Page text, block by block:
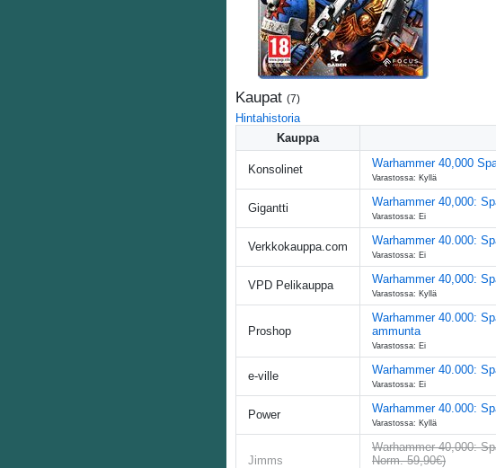
Kaupat (7)
Hintahistoria
Kauppa
Konsolinet Warhammer 40,000
Varastossa: Kyllä
Gigantti Warhammer 40,000:
Varastossa: Ei
Verkkokauppa.com Warhammer 40.000:
Varastossa: Ei
VPD Pelikauppa Warhammer 40,000:
Varastossa: Kyllä
Proshop
Warhammer 40.000:
ammunta
Varastossa: Ei
e-ville Warhammer 40.000:
Varastossa: Ei
Power Warhammer 40.000:
Varastossa: Kyllä
Jimms
Warhammer 40,000:
Norm. 59,90€)